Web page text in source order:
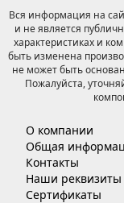
Вся информация на
и не является
характеристиках и
быть изменена
не может быть
Пожалуйста,
О компании
Общая
Контакты
Наши реквизиты
Сертификаты